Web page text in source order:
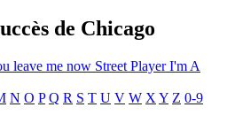
de Chicago
leave me now Street PlayerI'm A
N O P Q R S T U V W X Y Z 0-9